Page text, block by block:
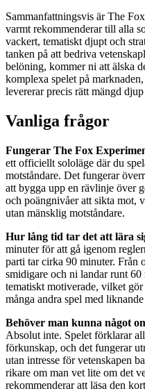
Sammanfattningsvis är The
varmt rekommenderar till alla
vackert, tematiskt djupt och
tanken på att bedriva
belöning, kommer ni att älska
komplexa spelet på
levererar precis rätt mängd
Vanliga frågor
Fungerar The Fox
ett officiellt sololäge där du
motståndare. Det fungerar
att bygga upp en rävlinje över
och poängnivåer att sikta mot,
utan mänsklig motståndare.
Hur lång tid tar det att lära
minuter för att gå igenom
parti tar cirka 90 minuter. Från
smidigare och ni landar runt
tematiskt motiverade, vilket
många andra spel med
Behöver man kunna något
Absolut inte. Spelet förklarar
förkunskap, och det fungerar
utan intresse för vetenskapen
rikare om man vet lite om det
rekommenderar att läsa den